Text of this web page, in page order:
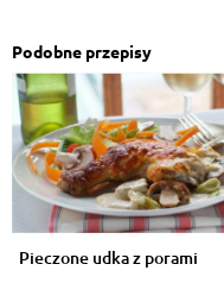
Podobne przepisy
Pieczone udka z porami